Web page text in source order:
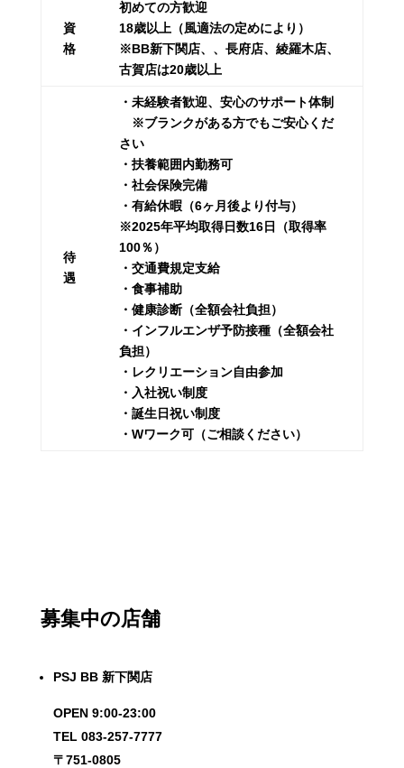
資
格
初めての方歓迎
18歳以上（風適法の定めにより）
※BB新下関店、、長府店、綾羅木店、
古賀店は20歳以上
待
遇
・未経験者歓迎、安心のサポート体制
※ブランクがある方でもご安心くだ
さい
・扶養範囲内勤務可
・社会保険完備
・有給休暇（6ヶ月後より付与）
※2025年平均取得日数16日（取得率
100％）
・交通費規定支給
・食事補助
・健康診断（全額会社負担）
・インフルエンザ予防接種（全額会社
負担）
・レクリエーション自由参加
・入社祝い制度
・誕生日祝い制度
・Wワーク可（ご相談ください）
募集中の店舗
PSJ BB 新下関店
OPEN 9:00-23:00
TEL 083-257-7777
〒751-0805